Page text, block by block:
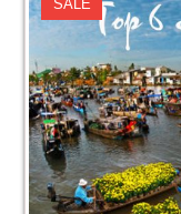
SALE